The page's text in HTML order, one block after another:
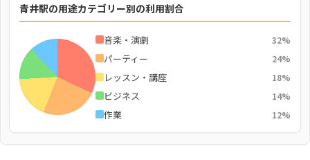
青井駅の用途カテゴリー別の利用割合
音楽・演劇 32%
パーティー 24%
レッスン・講座 18%
ビジネス 14%
作業 12%